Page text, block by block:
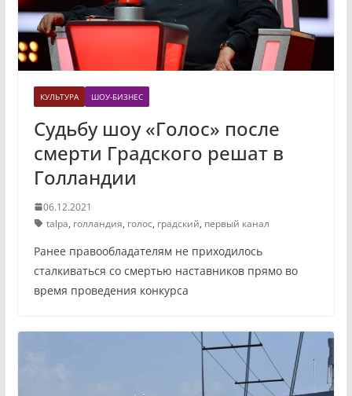
КУЛЬТУРА ШОУ-БИЗНЕС
Судьбу шоу «Голос» после
смерти Градского решат в
Голландии
06.12.2021
talpa, голландия, голос, градский, первый канал
Ранее правообладателям не приходилось
сталкиваться со смертью наставников прямо во
время проведения конкурса